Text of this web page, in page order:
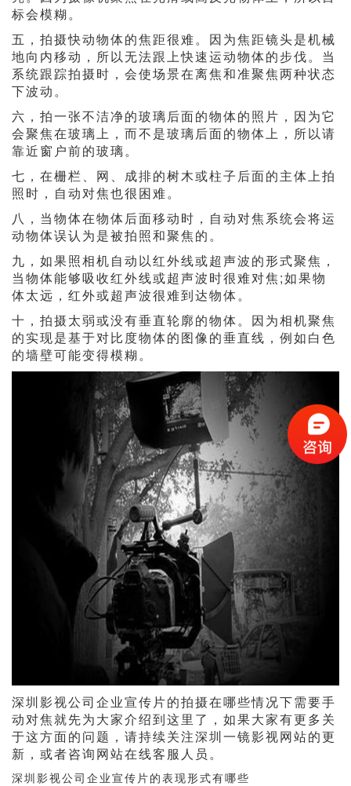
标会模糊。
五，拍摄快动物体的焦距很难。因为焦距镜头是机械
地向内移动，所以无法跟上快速运动物体的步伐。当
系统跟踪拍摄时，会使场景在离焦和准聚焦两种状态
下波动。
六，拍一张不洁净的玻璃后面的物体的照片，因为它
会聚焦在玻璃上，而不是玻璃后面的物体上，所以请
靠近窗户前的玻璃。
七，在栅栏、网、成排的树木或柱子后面的主体上拍
照时，自动对焦也很困难。
八，当物体在物体后面移动时，自动对焦系统会将运
动物体误认为是被拍照和聚焦的。
九，如果照相机自动以红外线或超声波的形式聚焦，
当物体能够吸收红外线或超声波时很难对焦;如果物
体太远，红外或超声波很难到达物体。
十，拍摄太弱或没有垂直轮廓的物体。因为相机聚焦
的实现是基于对比度物体的图像的垂直线，例如白色
的墙壁可能变得模糊。
深圳影视公司企业宣传片的拍摄在哪些情况下需要手
动对焦就先为大家介绍到这里了，如果大家有更多关
于这方面的问题，请持续关注深圳一镜影视网站的更
新，或者咨询网站在线客服人员。
深圳影视公司企业宣传片的表现形式有哪些